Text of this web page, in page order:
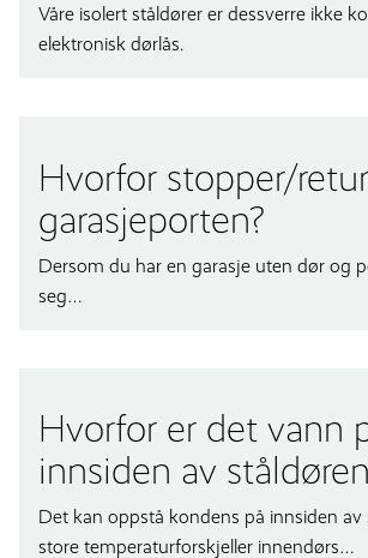
Våre isolert ståldører er dessverre ikke
elektronisk dørlås.
Hvorfor stopper/
garasjeporten?
Dersom du har en garasje uten dør og
seg…
Hvorfor er det vann
innsiden av
Det kan oppstå kondens på innsiden av
store temperaturforskjeller innendørs…